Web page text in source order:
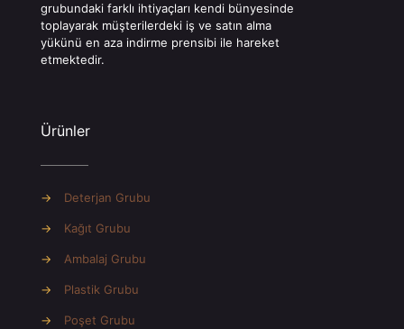
grubundaki farklı ihtiyaçları kendi bünyesinde
toplayarak müşterilerdeki iş ve satın alma
yükünü en aza indirme prensibi ile hareket
etmektedir.
Ürünler
→ Deterjan Grubu
→ Kağıt Grubu
→ Ambalaj Grubu
→ Plastik Grubu
→ Poşet Grubu